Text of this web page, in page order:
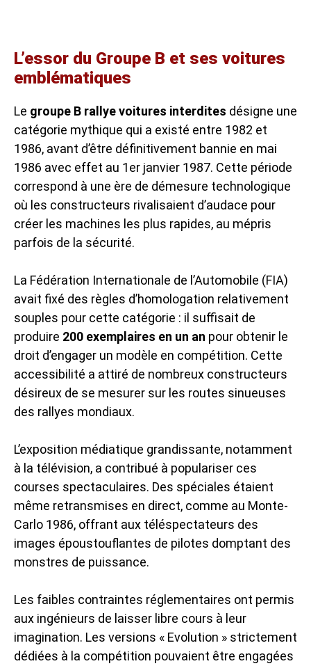
L’essor du Groupe B et ses voitures
emblématiques
Le groupe B rallye voitures interdites désigne une
catégorie mythique qui a existé entre 1982 et
1986, avant d’être définitivement bannie en mai
1986 avec effet au 1er janvier 1987. Cette période
correspond à une ère de démesure technologique
où les constructeurs rivalisaient d’audace pour
créer les machines les plus rapides, au mépris
parfois de la sécurité.
La Fédération Internationale de l’Automobile (FIA)
avait fixé des règles d’homologation relativement
souples pour cette catégorie : il suffisait de
produire 200 exemplaires en un an pour obtenir le
droit d’engager un modèle en compétition. Cette
accessibilité a attiré de nombreux constructeurs
désireux de se mesurer sur les routes sinueuses
des rallyes mondiaux.
L’exposition médiatique grandissante, notamment
à la télévision, a contribué à populariser ces
courses spectaculaires. Des spéciales étaient
même retransmises en direct, comme au Monte-
Carlo 1986, offrant aux téléspectateurs des
images époustouflantes de pilotes domptant des
monstres de puissance.
Les faibles contraintes réglementaires ont permis
aux ingénieurs de laisser libre cours à leur
imagination. Les versions « Evolution » strictement
dédiées à la compétition pouvaient être engagées